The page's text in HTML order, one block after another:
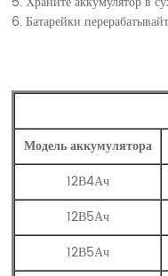
6. Батарейки
Модель аккумулятора
12В4Ач
12В5Ач
12В5Ач